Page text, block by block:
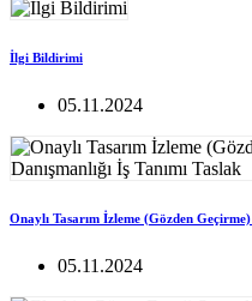
İlgi Bildirimi
05.11.2024
Onaylı Tasarım İzleme (Gözden
05.11.2024